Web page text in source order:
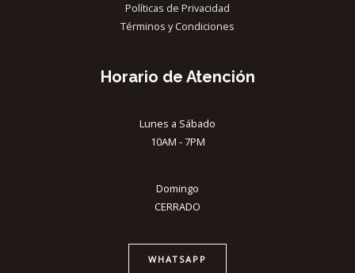
Políticas de Privacidad
Términos y Condiciones
Horario de Atención
Lunes a Sábado
10AM - 7PM
Domingo
CERRADO
WHATSAPP